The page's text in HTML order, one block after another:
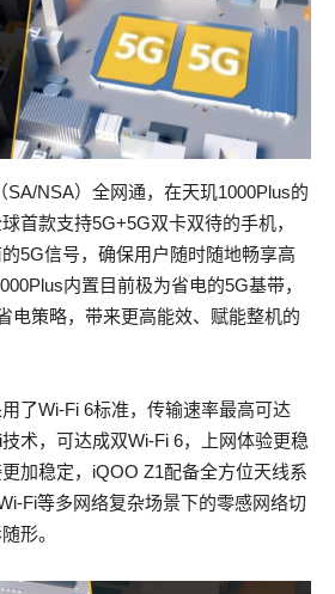
SA/NSA）全网通，在天玑1000Plus的
首款支持5G+5G双卡双待的手机，
5G信号，确保用户随时随地畅享高
内置目前极为省电的5G基带，
电策略，带来更高能效、赋能整机的
了Wi-Fi 6标准，传输速率最高可达
术，可达成双Wi-Fi 6，上网体验更稳
加稳定，iQOO Z1配备全方位天线系
Fi等多网络复杂场景下的零感网络切
形。